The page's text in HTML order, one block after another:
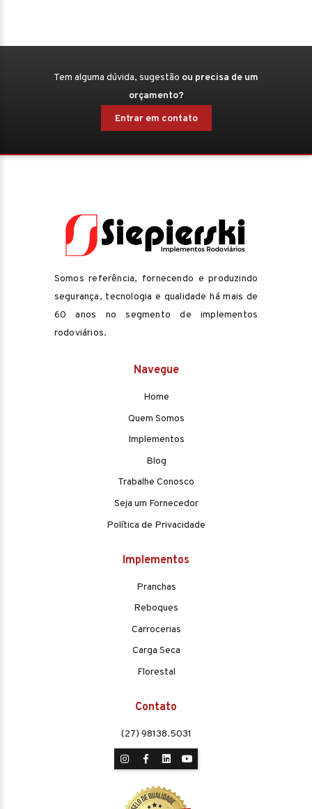
Tem alguma dúvida, sugestão ou precisa de um
orçamento?
Entrar em contato
Somos referência, fornecendo e produzindo
segurança, tecnologia e qualidade há mais de
60 anos no segmento de implementos
rodoviários.
Navegue
Home
Quem Somos
Implementos
Blog
Trabalhe Conosco
Seja um Fornecedor
Política de Privacidade
Implementos
Pranchas
Reboques
Carrocerias
Carga Seca
Florestal
Contato
(27) 98138.5031